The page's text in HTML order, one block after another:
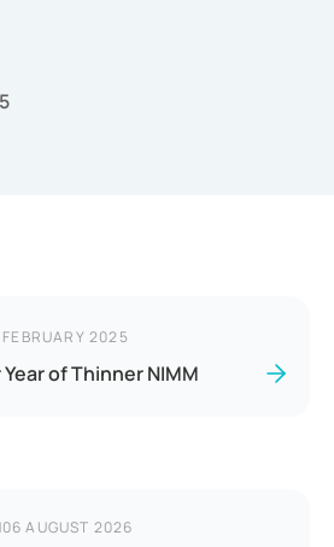
2025
of Thinner NIMM
|06 AUGUST 2026